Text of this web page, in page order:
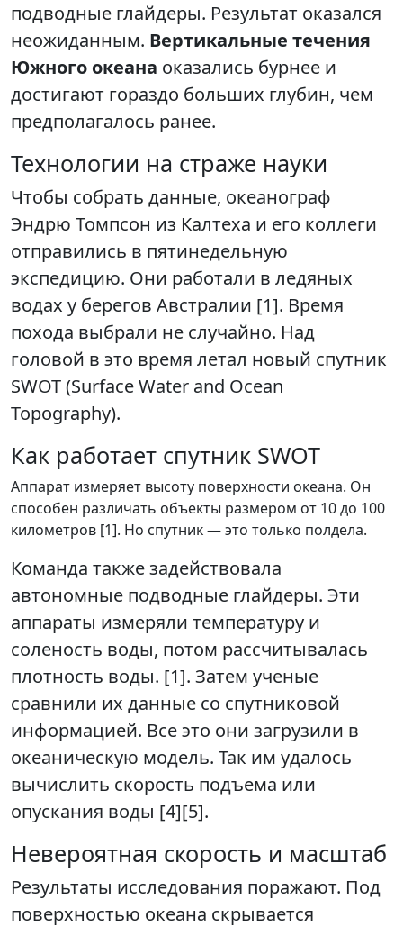
подводные глайдеры. Результат оказался
неожиданным. Вертикальные течения
Южного океана оказались бурнее и
достигают гораздо больших глубин, чем
предполагалось ранее.
Технологии на страже науки
Чтобы собрать данные, океанограф
Эндрю Томпсон из Калтеха и его коллеги
отправились в пятинедельную
экспедицию. Они работали в ледяных
водах у берегов Австралии [1]. Время
похода выбрали не случайно. Над
головой в это время летал новый спутник
SWOT (Surface Water and Ocean
Topography).
Как работает спутник SWOT
Аппарат измеряет высоту поверхности океана. Он
способен различать объекты размером от 10 до 100
километров [1]. Но спутник — это только полдела.
Команда также задействовала
автономные подводные глайдеры. Эти
аппараты измеряли температуру и
соленость воды, потом рассчитывалась
плотность воды. [1]. Затем ученые
сравнили их данные со спутниковой
информацией. Все это они загрузили в
океаническую модель. Так им удалось
вычислить скорость подъема или
опускания воды [4][5].
Невероятная скорость и масштаб
Результаты исследования поражают. Под
поверхностью океана скрывается